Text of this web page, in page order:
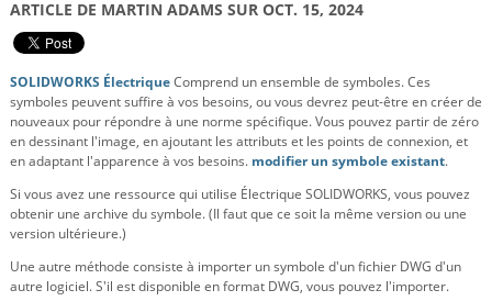
ARTICLE DE MARTIN ADAMS SUR OCT. 15, 2024
SOLIDWORKS ÉlectriqueComprend un ensemble de symboles. Ces
symboles peuvent suffire à vos besoins, ou vous devrez peut-être en créer de
nouveaux pour répondre à une norme spécifique. Vous pouvez partir de zéro
en dessinant l'image, en ajoutant les attributs et les points de connexion, et
en adaptant l'apparence à vos besoins. modifier un symbole existant.
Si vous avez une ressource qui utilise Électrique SOLIDWORKS, vous pouvez
obtenir une archive du symbole. (Il faut que ce soit la même version ou une
version ultérieure.)
Une autre méthode consiste à importer un symbole d'un fichier DWG d'un
autre logiciel. S'il est disponible en format DWG, vous pouvez l'importer.